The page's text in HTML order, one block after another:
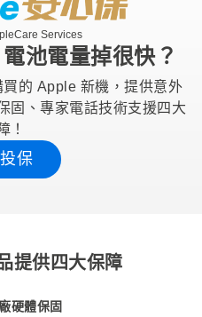
Services
池電量掉很快？
買的 Apple 新機，提供意外
固、專家電話技術支援四大
！
保
提供四大保障
硬體保固